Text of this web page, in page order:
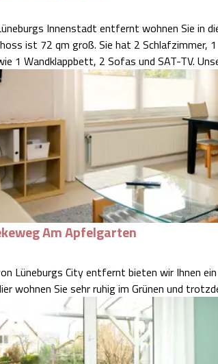
Innenstadt entfernt wohnen Sie in
ist 72 qm groß. Sie hat 2 Schlafzimmer,
großem
Am Apfelgarten
Lüneburgs City entfernt bieten wir Ihnen
wohnen Sie sehr ruhig im Grünen und